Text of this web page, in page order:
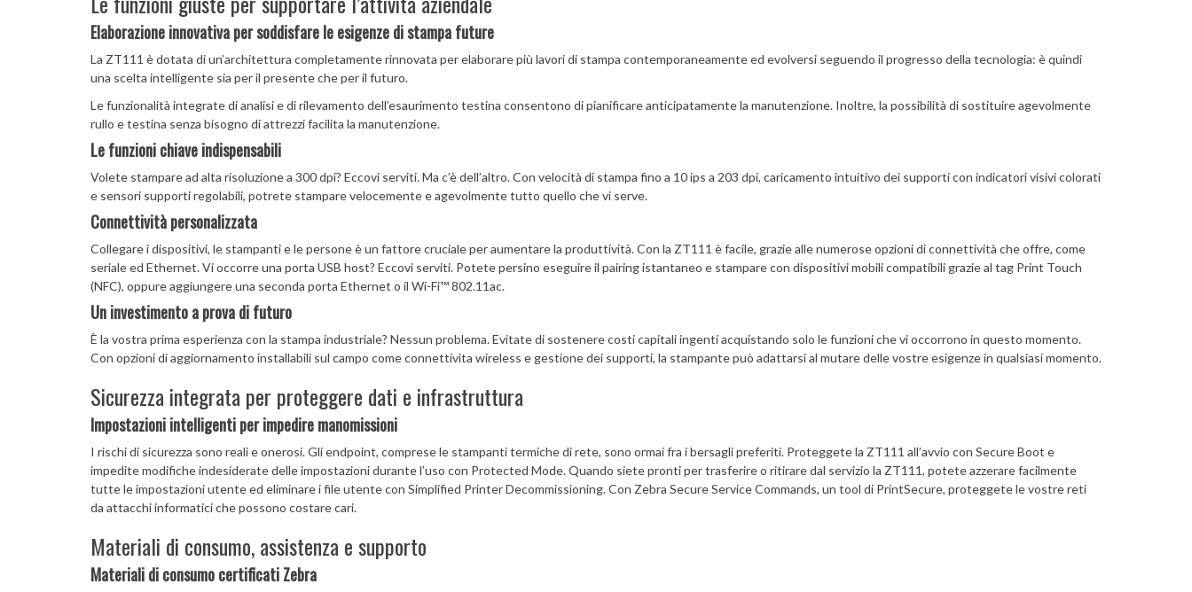
Elaborazione innovativa per soddisfare le esigenze di stampa future
La ZT111 è dotata di un’architettura completamente rinnovata per elaborare più lavori di stampa contemporaneamente ed evolversi seguendo il progresso della tecnologia: è quindi
una scelta intelligente sia per il presente che per il futuro.
Le funzionalità integrate di analisi e di rilevamento dell’esaurimento testina consentono di pianificare anticipatamente la manutenzione. Inoltre, la possibilità di sostituire agevolmente
rullo e testina senza bisogno di attrezzi facilita la manutenzione.
Le funzioni chiave indispensabili
Volete stampare ad alta risoluzione a 300 dpi? Eccovi serviti. Ma c’è dell’altro. Con velocità di stampa fino a 10 ips a 203 dpi, caricamento intuitivo dei supporti con indicatori visivi colorati
e sensori supporti regolabili, potrete stampare velocemente e agevolmente tutto quello che vi serve.
Connettività personalizzata
Collegare i dispositivi, le stampanti e le persone è un fattore cruciale per aumentare la produttività. Con la ZT111 è facile, grazie alle numerose opzioni di connettività che offre, come
seriale ed Ethernet. Vi occorre una porta USB host? Eccovi serviti. Potete persino eseguire il pairing istantaneo e stampare con dispositivi mobili compatibili grazie al tag Print Touch
(NFC), oppure aggiungere una seconda porta Ethernet o il Wi-Fi™ 802.11ac.
Un investimento a prova di futuro
È la vostra prima esperienza con la stampa industriale? Nessun problema. Evitate di sostenere costi capitali ingenti acquistando solo le funzioni che vi occorrono in questo momento.
Con opzioni di aggiornamento installabili sul campo come connettivita wireless e gestione dei supporti, la stampante può adattarsi al mutare delle vostre esigenze in qualsiasi momento.
Sicurezza integrata per proteggere dati e infrastruttura
Impostazioni intelligenti per impedire manomissioni
I rischi di sicurezza sono reali e onerosi. Gli endpoint, comprese le stampanti termiche di rete, sono ormai fra i bersagli preferiti. Proteggete la ZT111 all’avvio con Secure Boot e
impedite modifiche indesiderate delle impostazioni durante l’uso con Protected Mode. Quando siete pronti per trasferire o ritirare dal servizio la ZT111, potete azzerare facilmente
tutte le impostazioni utente ed eliminare i file utente con Simplified Printer Decommissioning. Con Zebra Secure Service Commands, un tool di PrintSecure, proteggete le vostre reti
da attacchi informatici che possono costare cari.
Materiali di consumo, assistenza e supporto
Materiali di consumo certificati Zebra